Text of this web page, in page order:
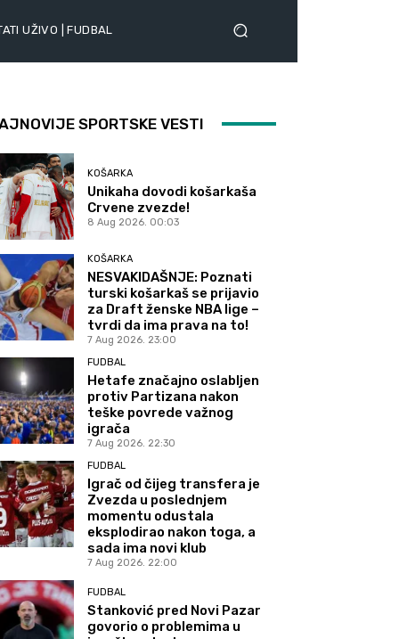
UŽIVO | FUDBAL
SPORTSKE VESTI
KOŠARKA
Unikaha dovodi košarkaša
Crvene zvezde!
8 Aug 2026. 00:03
KOŠARKA
NESVAKIDAŠNJE: Poznati
turski košarkaš se prijavio
za Draft ženske NBA lige –
tvrdi da ima prava na to!
7 Aug 2026. 23:00
FUDBAL
Hetafe značajno oslabljen
protiv Partizana nakon
teške povrede važnog
igrača
7 Aug 2026. 22:30
FUDBAL
Igrač od čijeg transfera je
Zvezda u poslednjem
momentu odustala
eksplodirao nakon toga, a
sada ima novi klub
7 Aug 2026. 22:00
FUDBAL
Stanković pred Novi Pazar
govorio o problemima u